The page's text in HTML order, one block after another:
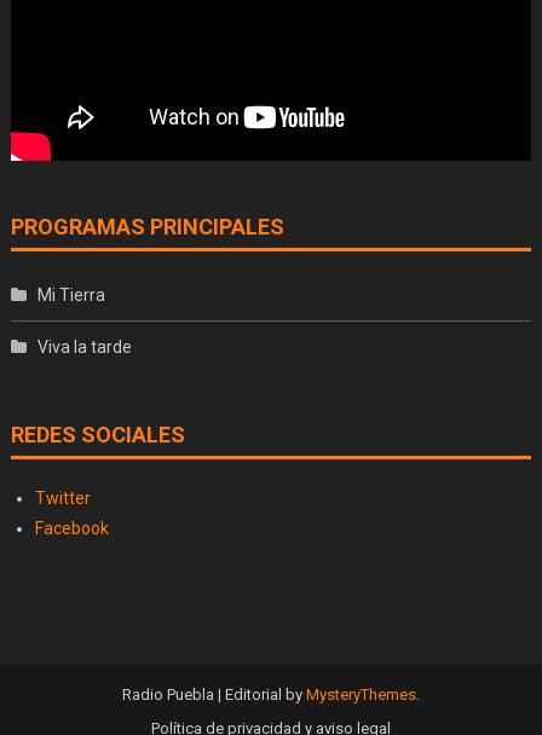
PROGRAMAS PRINCIPALES
Mi Tierra
Viva la tarde
REDES SOCIALES
Twitter
Facebook
Radio Puebla | Editorial by MysteryThemes.
Política de privacidad y aviso legal